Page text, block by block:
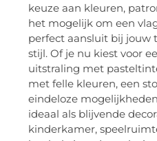
keuze aan kleuren,
het mogelijk om een
perfect aansluit bij jouw
stijl. Of je nu kiest voor
uitstraling met
met felle kleuren, een
eindeloze
ideaal als blijvende
kinderkamer,